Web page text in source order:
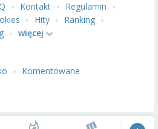
Kontakt
Regulamin
Hity
Ranking
więcej
Komentowane